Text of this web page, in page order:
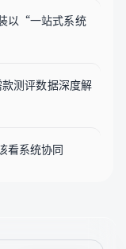
以“一站式系统
测评数据深度解
看系统协同